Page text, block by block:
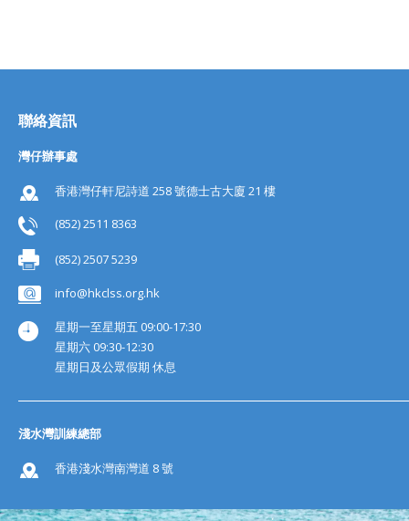
聯絡資訊
灣仔辦事處
香港灣仔軒尼詩道 258 號德士古大廈 21 樓
(852) 2511 8363
(852) 2507 5239
info@hkclss.org.hk
星期一至星期五 09:00-17:30
星期六 09:30-12:30
星期日及公眾假期 休息
淺水灣訓練總部
香港淺水灣南灣道 8 號